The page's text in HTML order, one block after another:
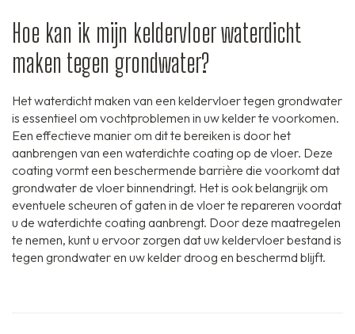
Hoe kan ik mijn keldervloer waterdicht
maken tegen grondwater?
Het waterdicht maken van een keldervloer tegen grondwater
is essentieel om vochtproblemen in uw kelder te voorkomen.
Een effectieve manier om dit te bereiken is door het
aanbrengen van een waterdichte coating op de vloer. Deze
coating vormt een beschermende barrière die voorkomt dat
grondwater de vloer binnendringt. Het is ook belangrijk om
eventuele scheuren of gaten in de vloer te repareren voordat
u de waterdichte coating aanbrengt. Door deze maatregelen
te nemen, kunt u ervoor zorgen dat uw keldervloer bestand is
tegen grondwater en uw kelder droog en beschermd blijft.